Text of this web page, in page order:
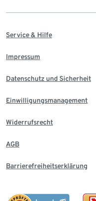
Service & Hilfe
Impressum
Datenschutz und Sicherheit
Einwilligungsmanagement
Widerrufsrecht
AGB
Barrierefreiheitserklärung